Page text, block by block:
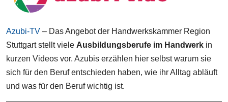
Azubi-TV – Das Angebot der Handwerkskammer Region
Stuttgart stellt viele Ausbildungsberufe im Handwerk in
kurzen Videos vor. Azubis erzählen hier selbst warum sie
sich für den Beruf entschieden haben, wie ihr Alltag abläuft
und was für den Beruf wichtig ist.